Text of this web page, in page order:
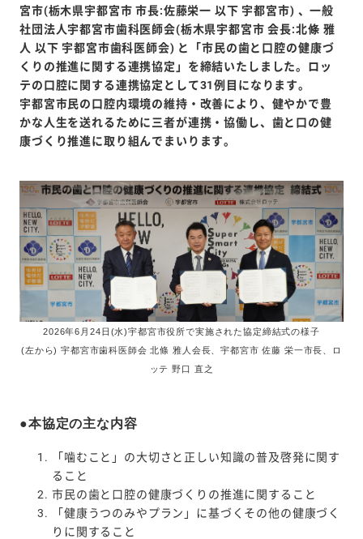
宮市(栃木県宇都宮市 市長:佐藤栄一 以下 宇都宮市) 、一般
社団法人宇都宮市歯科医師会(栃木県宇都宮市 会長:北條 雅
人 以下 宇都宮市歯科医師会) と「市民の歯と口腔の健康づ
くりの推進に関する連携協定」を締結いたしました。ロッ
テの口腔に関する連携協定として31例目になります。
宇都宮市民の口腔内環境の維持・改善により、健やかで豊
かな人生を送れるために三者が連携・協働し、歯と口の健
康づくり推進に取り組んでまいります。
2026年6月24日(水)宇都宮市役所で実施された協定締結式の様子
(左から) 宇都宮市歯科医師会 北條 雅人会長、宇都宮市 佐藤 栄一市長、ロ
ッテ 野口 直之
●本協定の主な内容
「噛むこと」の大切さと正しい知識の普及啓発に関す
ること
市民の歯と口腔の健康づくりの推進に関すること
「健康うつのみやプラン」に基づくその他の健康づく
りに関すること